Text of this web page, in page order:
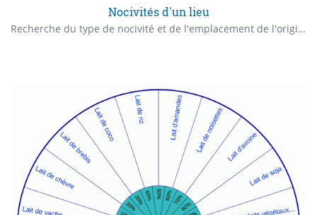
Nocivités d'un lieu
Recherche du type de nocivité et de l'emplacement de l'origine de la problématique sur un lieu